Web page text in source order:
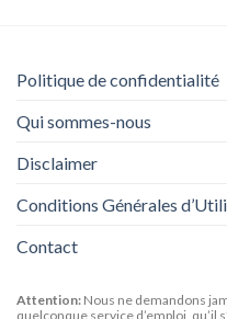
Politique de confidentialité
Qui sommes-nous
Disclaimer
Conditions Générales
Contact
Attention: Nous ne demandons
quelconque service d’emploi, qu’il